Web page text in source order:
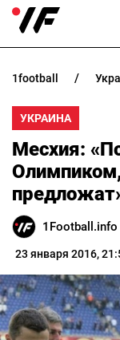
НОВОСТИ
ПРОГНОЗЫ
БУКМЕКЕРЫ
РАЗНОЕ
1football
УКРАИНА
Месхия:
1Football.info
23 января 2016,